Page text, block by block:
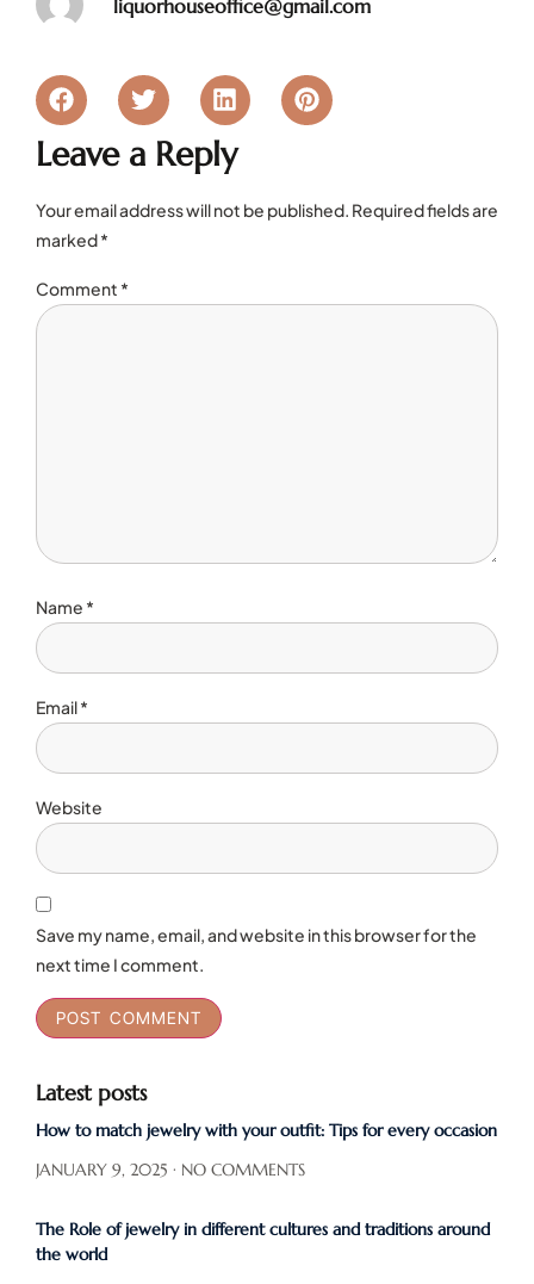
liquorhouseoffice@gmail.com
Leave a Reply
Your email address will not be published. Required fields are
marked*
Comment *
Name *
Email*
Website
Save my name, email, and website in this browser for the
next time I comment.
Latest posts
How to match jewelry with your outfit: Tips for every occasion
JANUARY 9, 2025
NO COMMENTS
The Role of jewelry in different cultures and traditions around
the world